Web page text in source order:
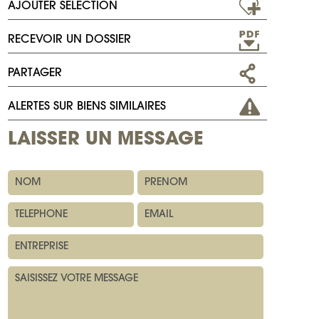
AJOUTER SÉLECTION
RECEVOIR UN DOSSIER
PARTAGER
ALERTES SUR BIENS SIMILAIRES
LAISSER UN MESSAGE